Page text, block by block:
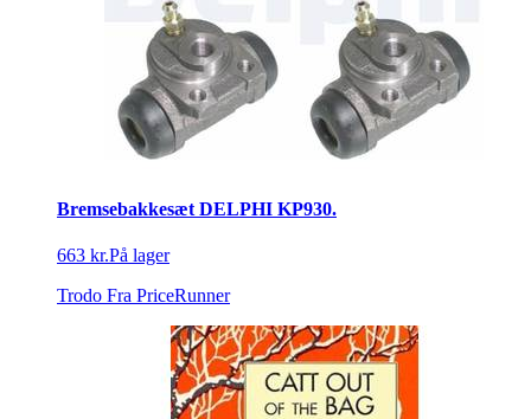
Bremsebakkesæt DELPHI KP930.
663 kr.På lager
Trodo Fra PriceRunner